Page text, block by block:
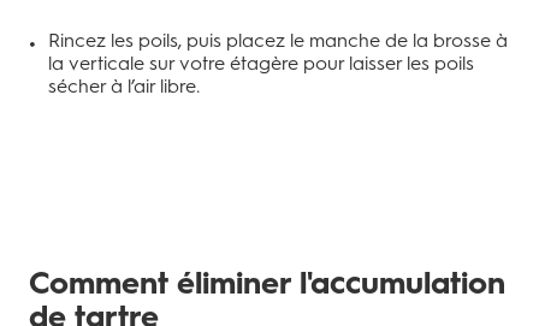
Rincez les poils, puis placez le manche de la brosse à
la verticale sur votre étagère pour laisser les poils
sécher à l’air libre.
Comment éliminer l'accumulation
de tartre